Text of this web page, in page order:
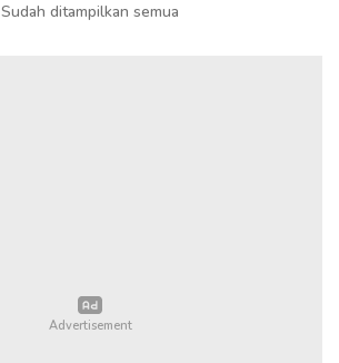
Sudah ditampilkan semua